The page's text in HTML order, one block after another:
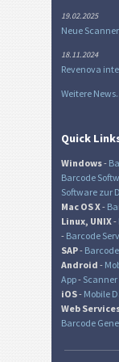
19.02.2025
Neue
18.11.2024
Revenova
Weitere
Quick
Windows-
Barcode
Software zur
Mac OS X-
Linux, UNIX-
- Barcode
SAP-
Android -
App-
iOS- Mobile
Web
Barcode